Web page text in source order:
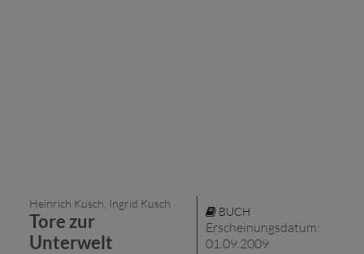
Heinrich Kusch, Ingrid Kusch
Tore zur
Unterwelt
BUCH
Erscheinungsdatum:
01.09.2009